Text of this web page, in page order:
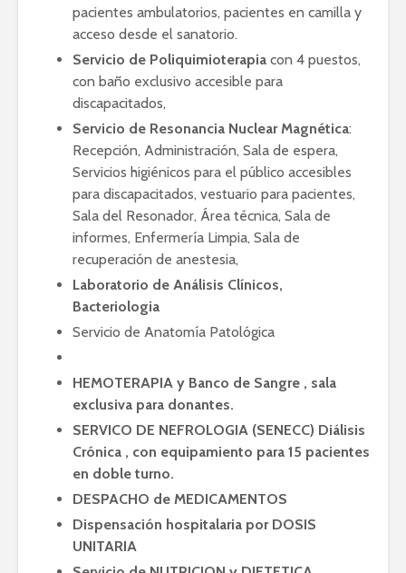
pacientes ambulatorios, pacientes en camilla y
acceso desde el sanatorio.
Servicio de Poliquimioterapia con 4 puestos,
con baño exclusivo accesible para
discapacitados,
Servicio de Resonancia Nuclear Magnética:
Recepción, Administración, Sala de espera,
Servicios higiénicos para el público accesibles
para discapacitados, vestuario para pacientes,
Sala del Resonador, Área técnica, Sala de
informes, Enfermería Limpia, Sala de
recuperación de anestesia,
Laboratorio de Análisis Clínicos,
Bacteriologia
Servicio de Anatomía Patológica
HEMOTERAPIA y Banco de Sangre , sala
exclusiva para donantes.
SERVICO DE NEFROLOGIA (SENECC) Diálisis
Crónica , con equipamiento para 15 pacientes
en doble turno.
DESPACHO de MEDICAMENTOS
Dispensación hospitalaria por DOSIS
UNITARIA